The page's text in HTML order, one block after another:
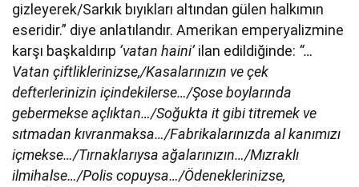
gizleyerek/Sarkık bıyıkları altından gülen halkımın
eseridir.” diye anlatılandır. Amerikan emperyalizmine
karşı başkaldırıp ‘vatan haini’ilan edildiğinde: “…
Vatan çiftliklerinizse,/Kasalarınızın ve çek
defterlerinizin içindekilerse…/Şose boylarında
gebermekse açlıktan…/Soğukta it gibi titremek ve
sıtmadan kıvranmaksa…/Fabrikalarınızda al kanımızı
içmekse…/Tırnaklarıysa ağalarınızın…/Mızraklı
ilmihalse…/Polis copuysa…/Ödeneklerinizse,